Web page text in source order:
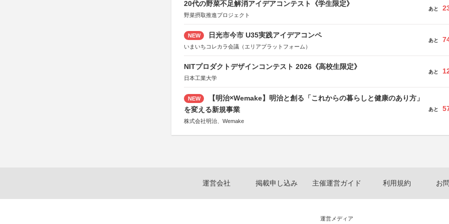
20代の野菜不足解消アイデアコンテスト《学生限定》
野菜摂取推進プロジェクト
あと
NEW 日光市今市 U35実践アイデアコンペ
いまいちコレカラ会議（エリアプラットフォーム）
あと
NITプロダクトデザインコンテスト 2026《高校生限定》
日本工業大学
あと
NEW
【明治×Wemake】明治と創る「これからの暮らしと健康のあり方」
を変える新規事業
株式会社明治、Wemake
あと
運営会社 掲載申し込み 主催運営ガイド 利用規約 お
運営メディア